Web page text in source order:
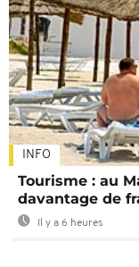
INFO
Tourisme : au
davantage de
Il y a 6 heures